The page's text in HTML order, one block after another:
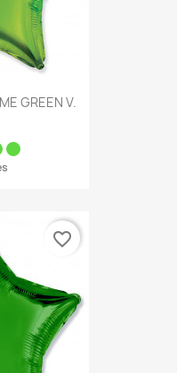
GREEN V.
favorite_border